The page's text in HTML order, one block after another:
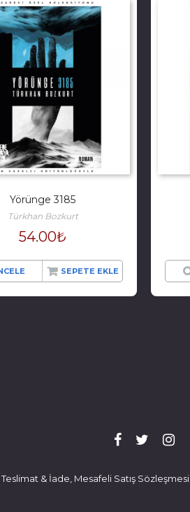
Yörünge 3185
Türkhan Bozkurt
54.00₺
SEPETE EKLE
Teslimat & İade, Mesafeli Satış Sözleşmesi